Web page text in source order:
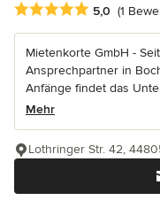
Durchschnittliche
5,0 (1
Mietenkorte GmbH -
Ansprechpartner in
Anfänge findet das
Mehr
Lothringer Str. 42,